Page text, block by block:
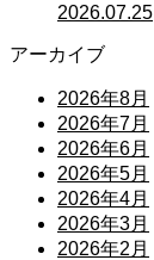
2026.07.25
アーカイブ
2026年8月
2026年7月
2026年6月
2026年5月
2026年4月
2026年3月
2026年2月